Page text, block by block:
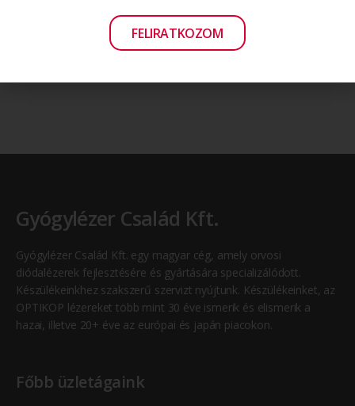
Gyógylézer Család Kft.
Gyógylézer Család Kft. egy magyar cég, amely orvosi
diódalézerek fejlesztésére és gyártására specializálódott.
Készülékeinkhez szakszerű szervizt nyújtunk. Készülékeinket, az
OPTIKOP lézereket több mint 30 éve ismerik és elismerik a
hazai, illetve 20+ éve az európai és japán piacokon.
Főbb üzletágaink
FELIRATKOZOM